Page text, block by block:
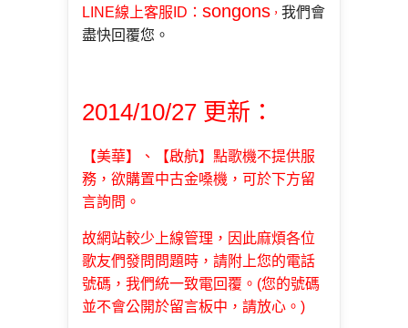
LINE線上客服ID ： songons ， 我們會
盡快回覆您。
2014/10/27 更新：
【美華】、【啟航】點歌機不提供服
務，欲購置中古金嗓機，可於下方留
言詢問。
故網站較少上線管理，因此麻煩各位
歌友們發問問題時，請附上您的電話
號碼，我們統一致電回覆。(您的號碼
並不會公開於留言板中，請放心。)